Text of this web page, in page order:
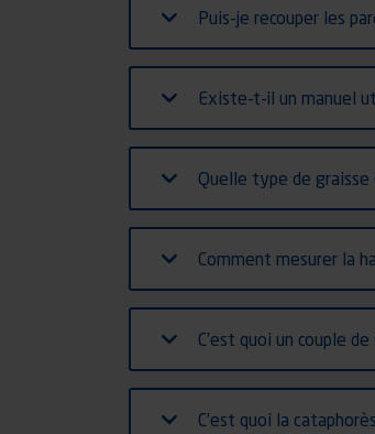
Puis-je recouper les
Existe-t-il un manuel
Quelle type de
Comment mesurer la
C’est quoi un couple
C’est quoi la